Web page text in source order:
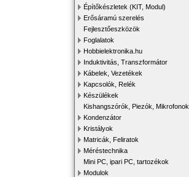
Építőkészletek (KIT, Modul)
Erősáramú szerelés
Fejlesztőeszközök
Foglalatok
Hobbielektronika.hu
Induktivitás, Transzformátor
Kábelek, Vezetékek
Kapcsolók, Relék
Készülékek
Kishangszórók, Piezók, Mikrofonok
Kondenzátor
Kristályok
Matricák, Feliratok
Méréstechnika
Mini PC, ipari PC, tartozékok
Modulok